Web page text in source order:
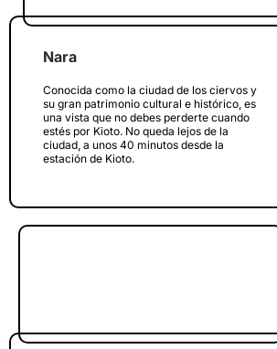
Nara
Conocida como la ciudad de los ciervos y
su gran patrimonio cultural e histórico, es
una vista que no debes perderte cuando
estés por Kioto. No queda lejos de la
ciudad, a unos 40 minutos desde la
estación de Kioto.